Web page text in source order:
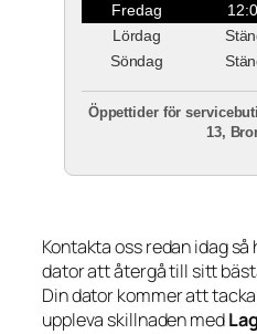
Fredag
Lördag
Söndag
Öppettider för
13,
Kontakta oss redan idag
dator att återgå till sitt
Din dator kommer att
uppleva skillnaden med